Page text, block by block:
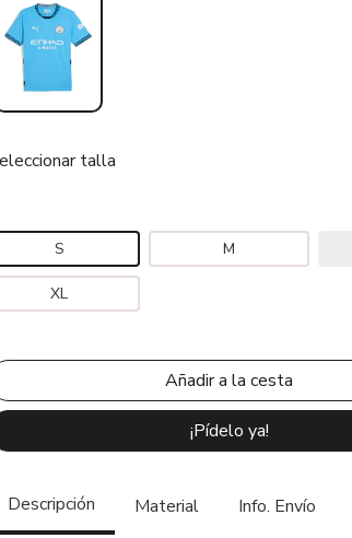
talla
S M
XL
¡Pídelo ya!
Descripción Material Info. Envío